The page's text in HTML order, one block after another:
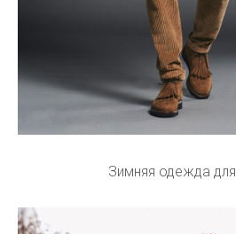
Зимняя одежда